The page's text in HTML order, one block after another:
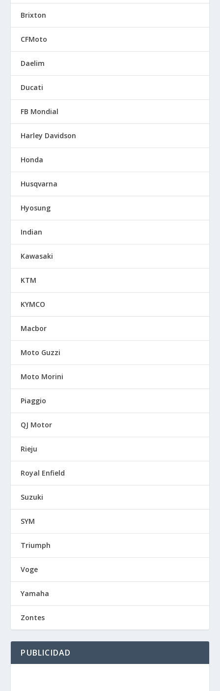
Brixton
CFMoto
Daelim
Ducati
FB Mondial
Harley Davidson
Honda
Husqvarna
Hyosung
Indian
Kawasaki
KTM
KYMCO
Macbor
Moto Guzzi
Moto Morini
Piaggio
QJ Motor
Rieju
Royal Enfield
Suzuki
SYM
Triumph
Voge
Yamaha
Zontes
PUBLICIDAD